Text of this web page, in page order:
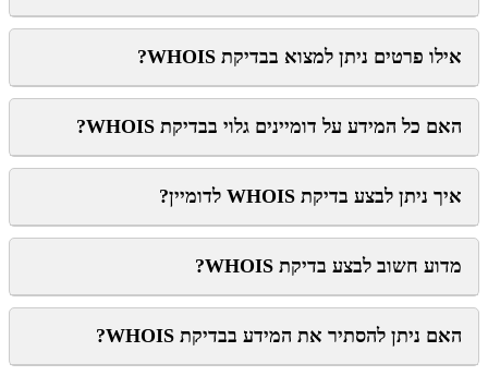
אילו פרטים ניתן למצוא בבדיקת WHOIS?
האם כל המידע על דומיינים גלוי בבדיקת WHOIS?
איך ניתן לבצע בדיקת WHOIS לדומיין?
מדוע חשוב לבצע בדיקת WHOIS?
האם ניתן להסתיר את המידע בבדיקת WHOIS?